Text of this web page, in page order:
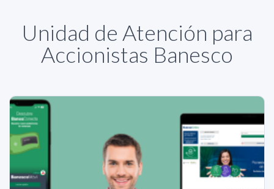
Unidad de Atención para
Accionistas Banesco